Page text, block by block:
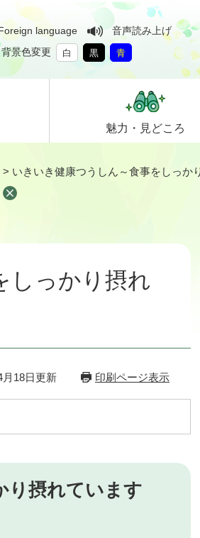
language
音声読み上げ
背景色変更 白 黒 青
魅力・ 見どころ
> いきいき健康つうしん～食事をしっか
しっかり摂れ
18日更新 印刷ページ表示
り摂れています